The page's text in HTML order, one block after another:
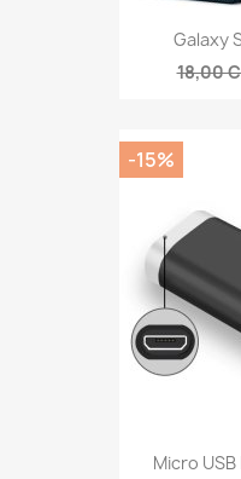
Galaxy
18,00
Micro USB
-15%